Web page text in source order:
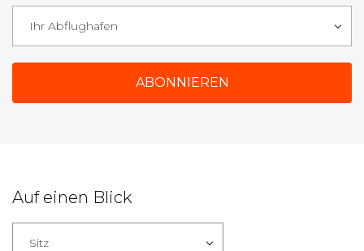
Ihr Abflughafen
Auf einen Blick
Sitz